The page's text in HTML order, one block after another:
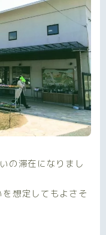
の滞在になりまし
想定してもよさそ